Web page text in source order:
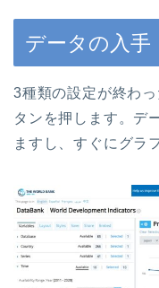
データの入手
3種類の設定が終わ
タンを押します。デ
ますし、すぐにグラ